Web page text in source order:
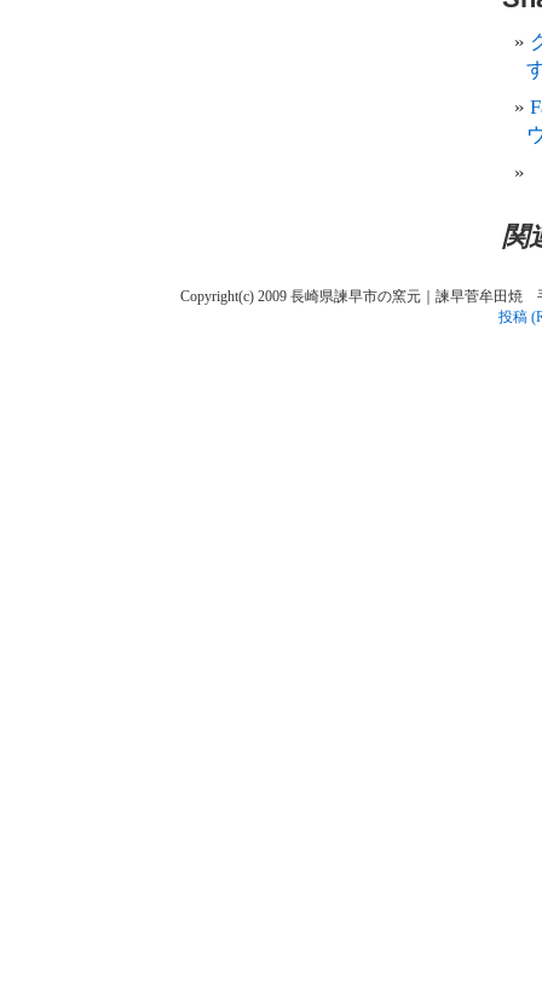
関
Copyright(c) 2009 長崎県諫早市の窯元｜諫早菅牟田焼
投稿